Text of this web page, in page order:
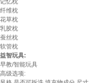
记忆枕
纤维枕
花草枕
乳胶枕
蚕丝枕
软管枕
益智玩具:
早教/智能玩具
高级选项: